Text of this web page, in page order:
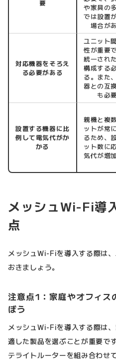
要
や家具の
では設置
場合が
対応機器をそろえ
る必要がある
ユニット
性が重要
統一され
構成する
る。また
器との互
も必要
設置する機器に比
例して電気代がか
かる
親機と複
ットが常
るため、
ット数に
気代が増
メッシュWi-Fi導
点
メッシュWi-Fiを導入する際は
おきましょう。
注意点1：家庭やオフィス
ぼう
メッシュWi-Fiを導入する際は
適した製品を選ぶことが重要で
テライトルーターを組み合わせ